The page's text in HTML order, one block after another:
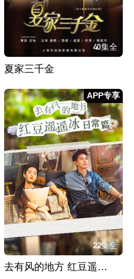
40集全
夏家三千金
APP专享
22集全
去有风的地方 红豆遥遥冰日常篇